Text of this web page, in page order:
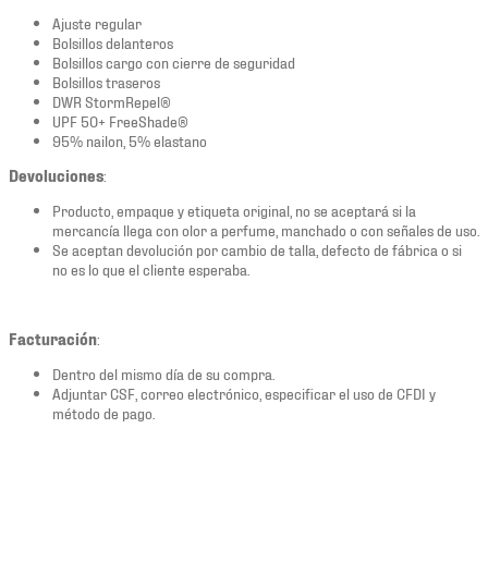
Ajuste regular
Bolsillos delanteros
Bolsillos cargo con cierre de seguridad
Bolsillos traseros
DWR StormRepel®
UPF 50+ FreeShade®
95% nailon, 5% elastano
Devoluciones:
Producto, empaque y etiqueta original, no se aceptará si la
mercancía llega con olor a perfume, manchado o con señales de uso.
Se aceptan devolución por cambio de talla, defecto de fábrica o si
no es lo que el cliente esperaba.
Facturación:
Dentro del mismo día de su compra.
Adjuntar CSF, correo electrónico, especificar el uso de CFDI y
método de pago.